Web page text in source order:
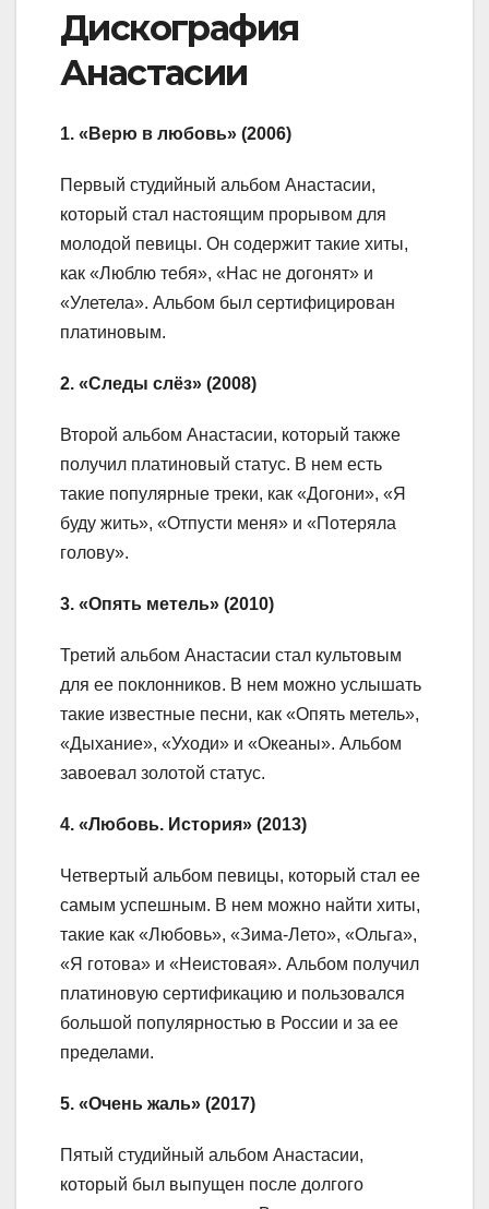
Дискография
Анастасии
1. «Верю в любовь» (2006)
Первый студийный альбом Анастасии,
который стал настоящим прорывом для
молодой певицы. Он содержит такие хиты,
как «Люблю тебя», «Нас не догонят» и
«Улетела». Альбом был сертифицирован
платиновым.
2. «Следы слёз» (2008)
Второй альбом Анастасии, который также
получил платиновый статус. В нем есть
такие популярные треки, как «Догони», «Я
буду жить», «Отпусти меня» и «Потеряла
голову».
3. «Опять метель» (2010)
Третий альбом Анастасии стал культовым
для ее поклонников. В нем можно услышать
такие известные песни, как «Опять метель»,
«Дыхание», «Уходи» и «Океаны». Альбом
завоевал золотой статус.
4. «Любовь. История» (2013)
Четвертый альбом певицы, который стал ее
самым успешным. В нем можно найти хиты,
такие как «Любовь», «Зима-Лето», «Ольга»,
«Я готова» и «Неистовая». Альбом получил
платиновую сертификацию и пользовался
большой популярностью в России и за ее
пределами.
5. «Очень жаль» (2017)
Пятый студийный альбом Анастасии,
который был выпущен после долгого